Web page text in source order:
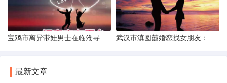
最新文章